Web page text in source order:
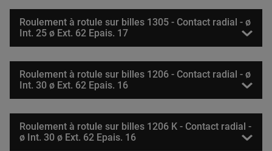
Roulement à rotule sur billes 1305 - Contact radial - ø
Int. 25 ø Ext. 62 Epais. 17
Roulement à rotule sur billes 1206 - Contact radial - ø
Int. 30 ø Ext. 62 Epais. 16
Roulement à rotule sur billes 1206 K - Contact radial -
ø Int. 30 ø Ext. 62 Epais. 16